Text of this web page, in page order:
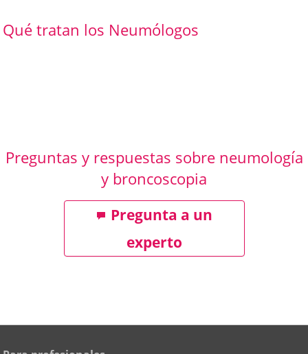
Qué tratan los Neumólogos
Preguntas y respuestas sobre neumología
y broncoscopia
Pregunta a un
experto